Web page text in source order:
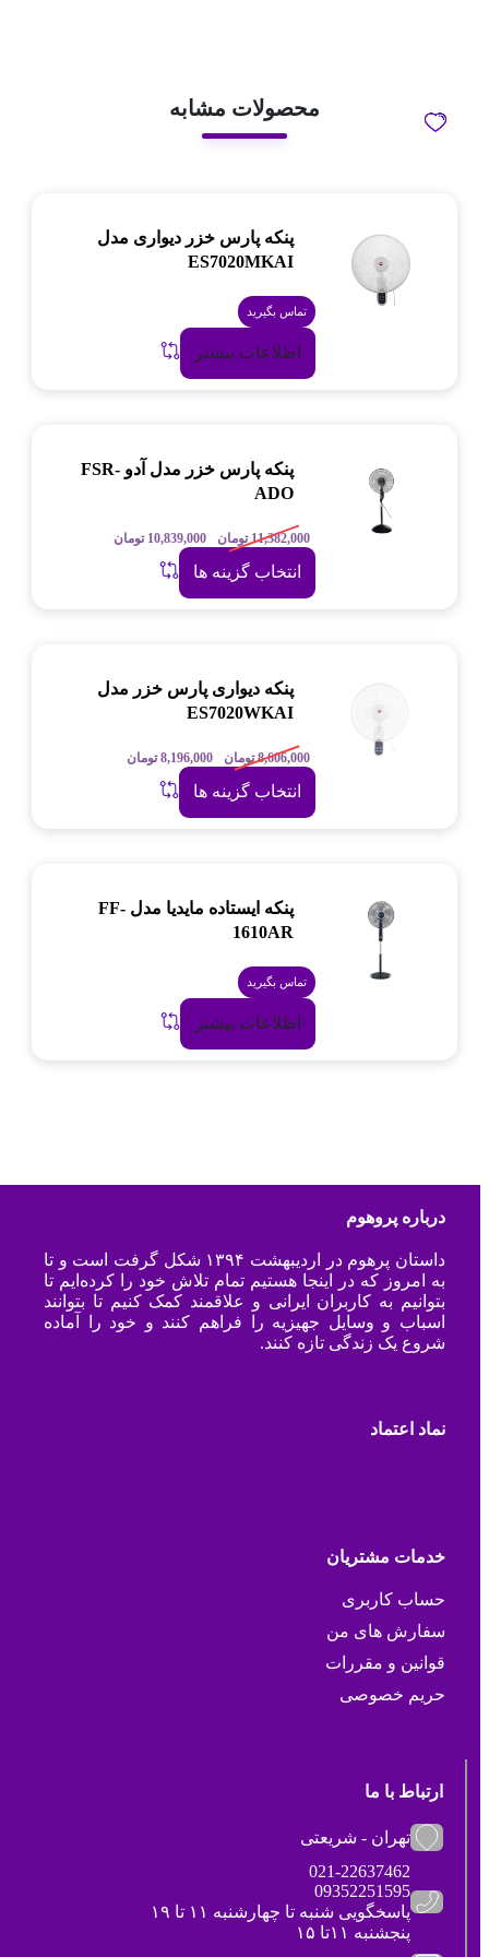
محصولات مشابه
پنکه پارس خزر دیواری مدل
ES7020MKAI
تماس بگیرید
اطلاعات بیشتر
پنکه پارس خزر مدل آدو FSR-
ADO
11,382,000 تومان 10,839,000 تومان
انتخاب گزینه ها
پنکه دیواری پارس خزر مدل
ES7020WKAI
8,606,000 تومان 8,196,000 تومان
انتخاب گزینه ها
پنکه ایستاده مایدیا مدل FF-
1610AR
تماس بگیرید
اطلاعات بیشتر
درباره پروهوم
داستان پرهوم در اردیبهشت ۱۳۹۴ شکل گرفت است و تا
به امروز که در اینجا هستیم تمام تلاش خود را کرده‌ایم تا
بتوانیم به کاربران ایرانی و علاقمند کمک کنیم تا بتوانند
اسباب و وسایل جهیزیه را فراهم کنند و خود را آماده
شروع یک زندگی تازه کنند.
نماد اعتماد
خدمات مشتریان
حساب کاربری
سفارش های من
قوانین و مقررات
حریم خصوصی
ارتباط با ما
تهران - شریعتی
021-22637462
09352251595
پاسخگویی شنبه تا چهارشنبه ۱۱ تا ۱۹
پنجشنبه ۱۱تا ۱۵